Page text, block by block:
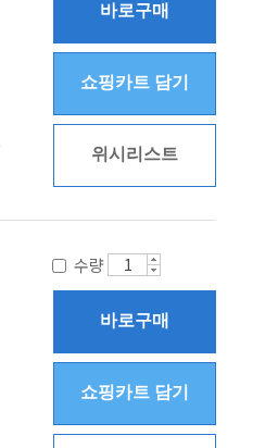
바로구매
쇼핑카트 담기
위시리스트
수량
바로구매
쇼핑카트 담기